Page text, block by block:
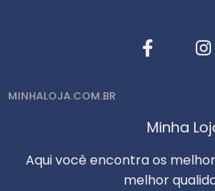
MINHALOJA.COM.BR
Minha
Aqui você encontra os
melhor